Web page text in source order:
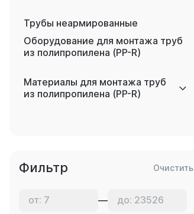
Трубы неармированные
Оборудование для монтажа труб
из полипропилена (PP-R)
Материалы для монтажа труб
из полипропилена (PP-R)
Фильтр Очистить
—